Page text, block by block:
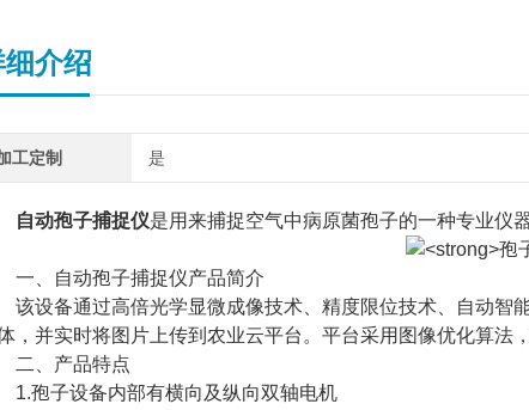
介绍
工定制 是
自动孢子捕捉仪是用来捕捉空气中病原菌孢子的一种专业仪
自动孢子捕捉仪产品简介
备通过高倍光学显微成像技术、精度限位技术、自动智能
，并实时将图片上传到农业云平台。平台采用图像优化算法
产品特点
子设备内部有横向及纵向双轴电机